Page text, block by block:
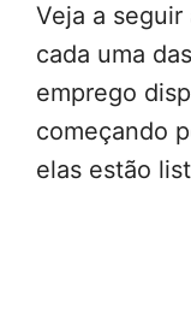
Veja a
cada uma
emprego
começando
elas estão